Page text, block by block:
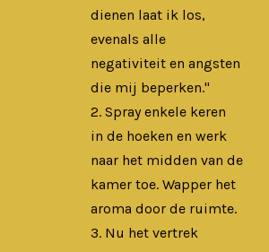
dienen laat ik los,
evenals alle
negativiteit en angsten
die mij beperken."
2. Spray enkele keren
in de hoeken en werk
naar het midden van de
kamer toe. Wapper het
aroma door de ruimte.
3. Nu het vertrek